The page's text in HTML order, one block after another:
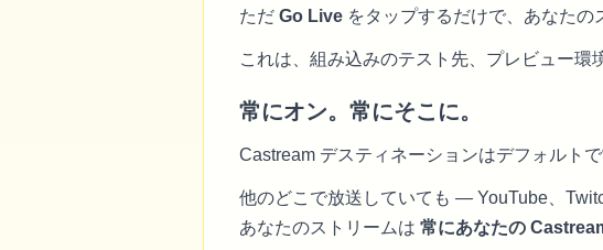
ただ Go Live をタップするだけで、あなたの
これは、組み込みのテスト先、プレビュー環
常にオン。常にそこに。
Castream デスティネーションはデフォルトで
他のどこで放送していても — YouTube、
あなたのストリームは 常にあなたの